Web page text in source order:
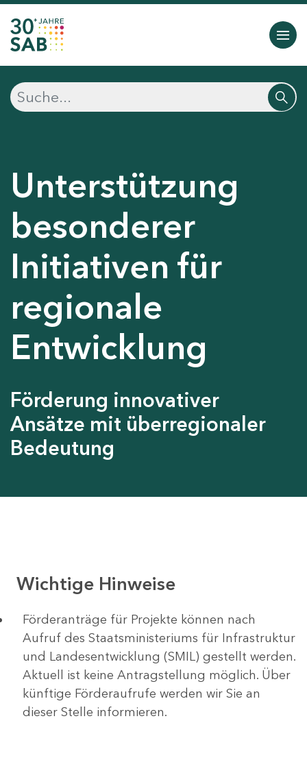
Unterstützung
besonderer
Initiativen für
regionale
Entwicklung
Förderung innovativer
Ansätze mit überregionaler
Bedeutung
Wichtige Hinweise
Förderanträge für Projekte können nach
Aufruf des Staatsministeriums für Infrastruktur
und Landesentwicklung (SMIL) gestellt werden.
Aktuell ist keine Antragstellung möglich. Über
künftige Förderaufrufe werden wir Sie an
dieser Stelle informieren.